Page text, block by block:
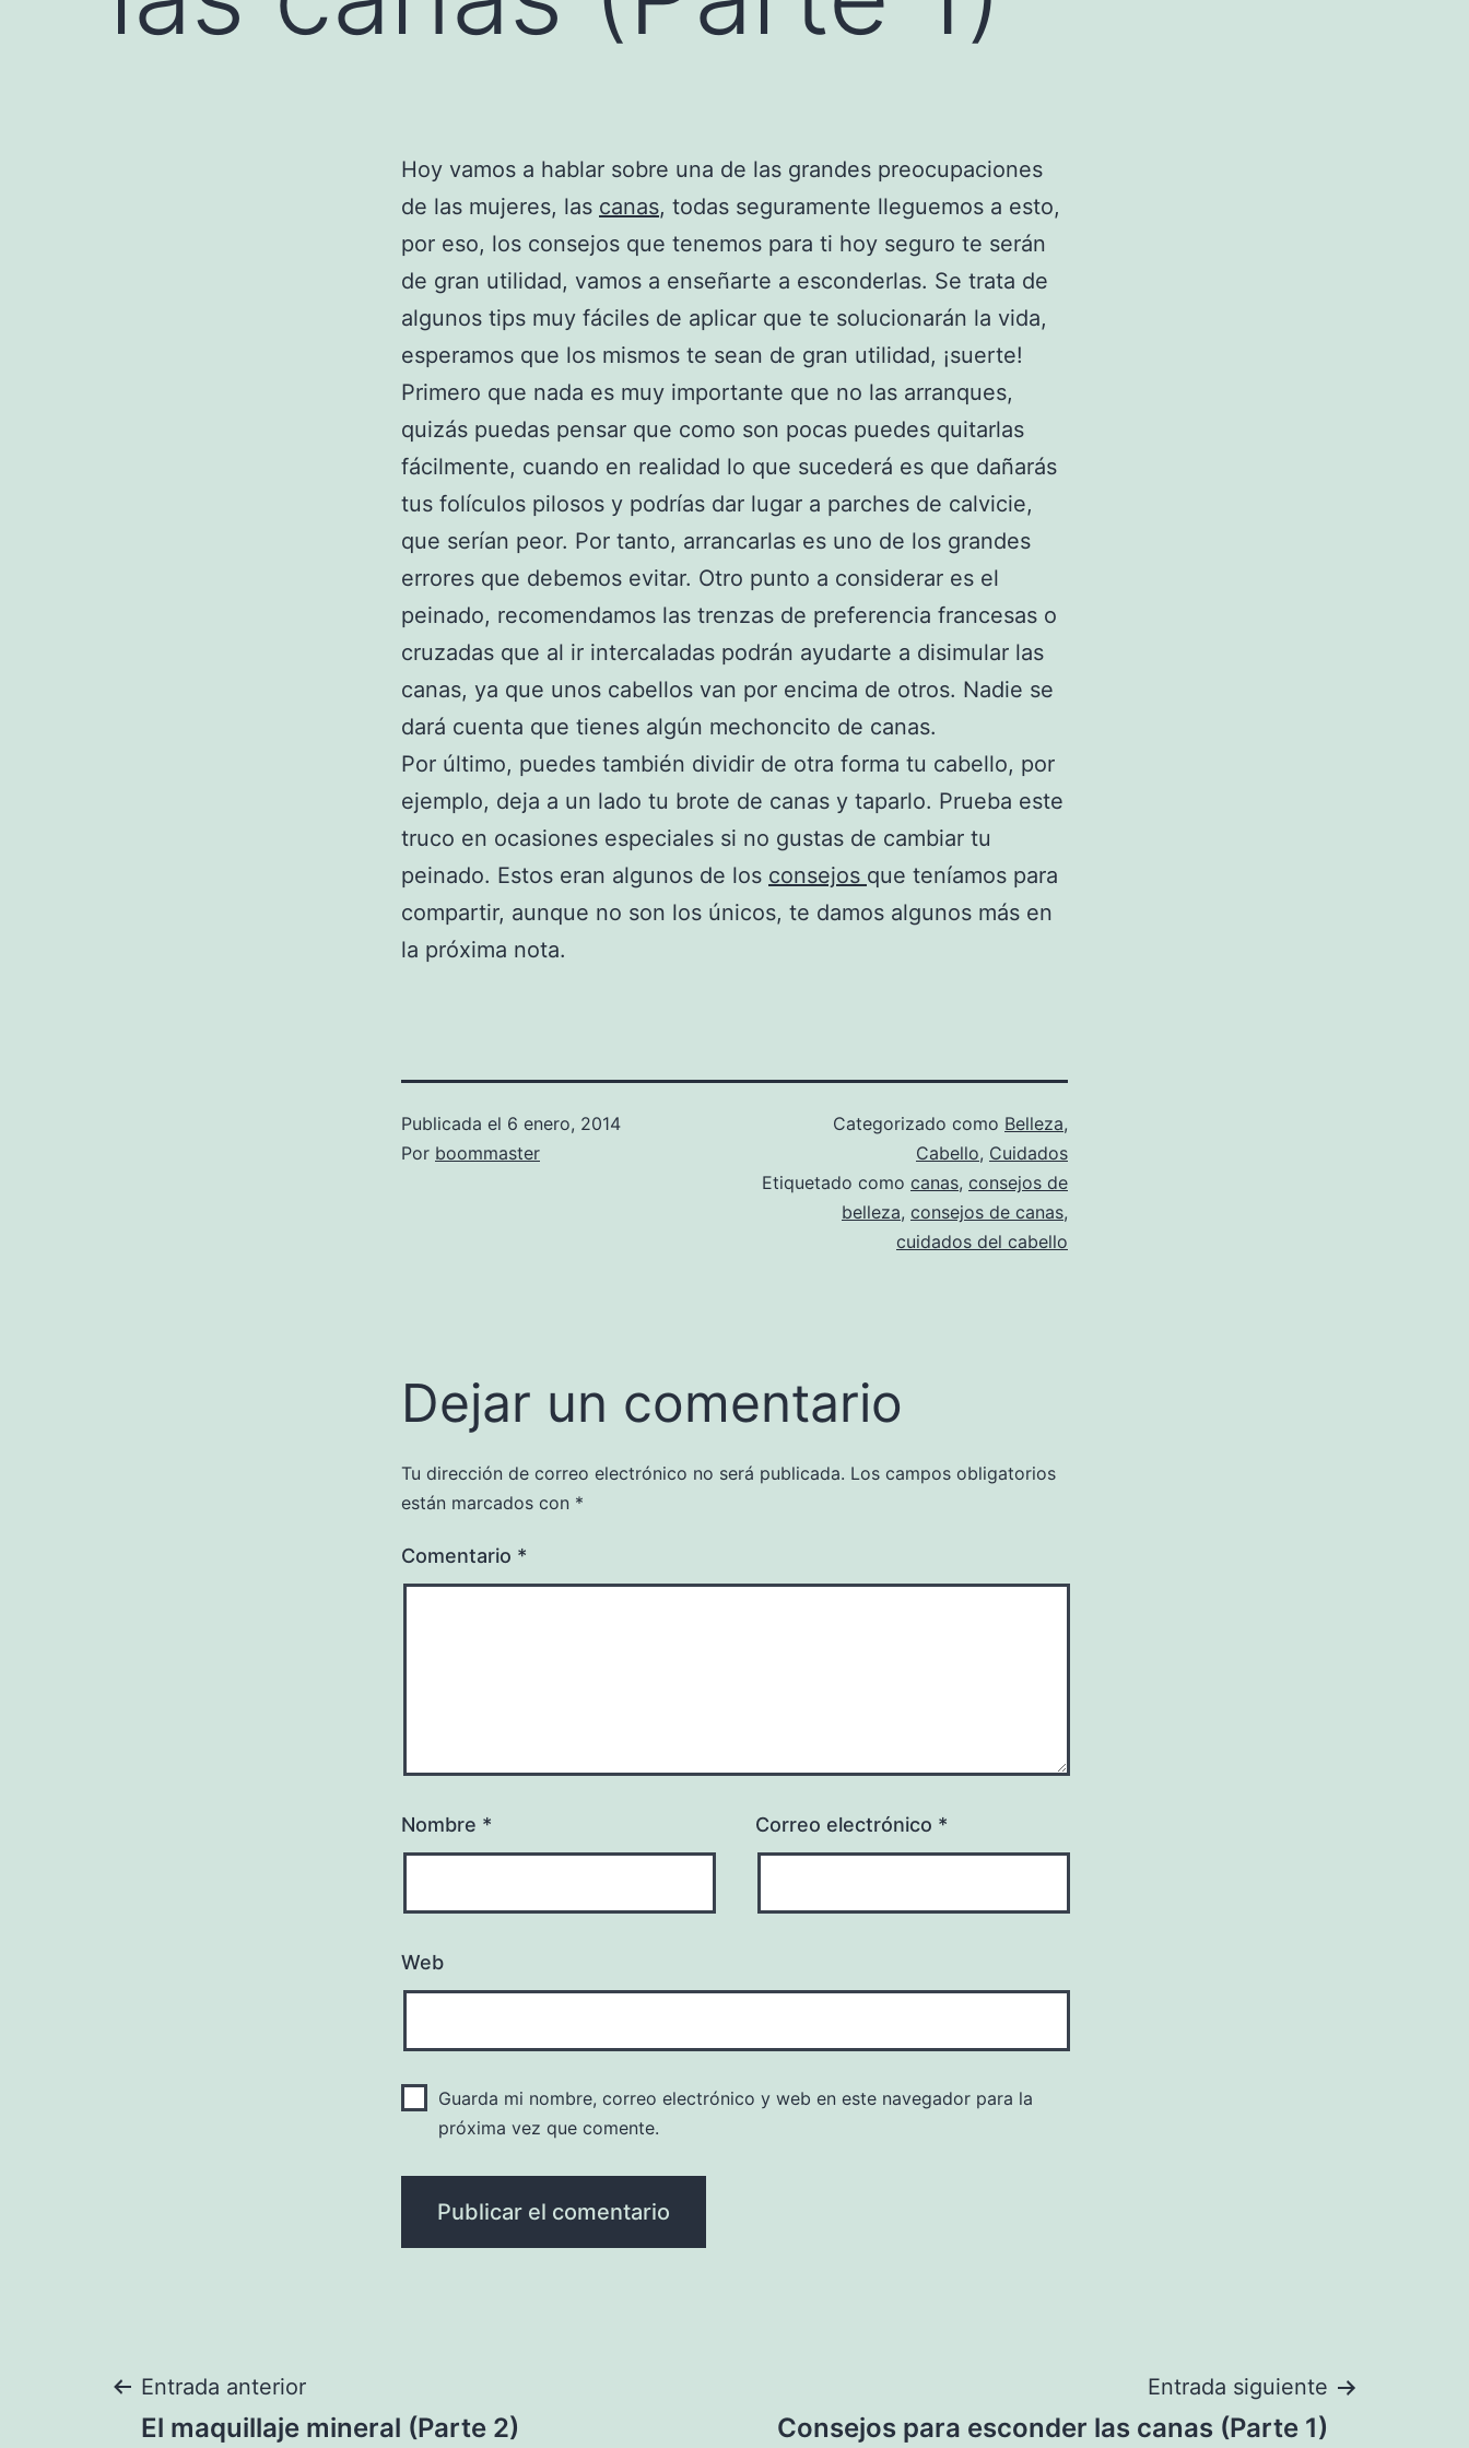
Hoy vamos a hablar sobre una de las grandes preocupaciones
de las mujeres, las canas, todas seguramente lleguemos a esto,
por eso, los consejos que tenemos para ti hoy seguro te serán
de gran utilidad, vamos a enseñarte a esconderlas. Se trata de
algunos tips muy fáciles de aplicar que te solucionarán la vida,
esperamos que los mismos te sean de gran utilidad, ¡suerte!
Primero que nada es muy importante que no las arranques,
quizás puedas pensar que como son pocas puedes quitarlas
fácilmente, cuando en realidad lo que sucederá es que dañarás
tus folículos pilosos y podrías dar lugar a parches de calvicie,
que serían peor. Por tanto, arrancarlas es uno de los grandes
errores que debemos evitar. Otro punto a considerar es el
peinado, recomendamos las trenzas de preferencia francesas o
cruzadas que al ir intercaladas podrán ayudarte a disimular las
canas, ya que unos cabellos van por encima de otros. Nadie se
dará cuenta que tienes algún mechoncito de canas.
Por último, puedes también dividir de otra forma tu cabello, por
ejemplo, deja a un lado tu brote de canas y taparlo. Prueba este
truco en ocasiones especiales si no gustas de cambiar tu
peinado. Estos eran algunos de los consejos que teníamos para
compartir, aunque no son los únicos, te damos algunos más en
la próxima nota.
Publicada el 6 enero, 2014
Por boommaster
Categorizado como Belleza,
Cabello, Cuidados
Etiquetado como canas, consejos de
belleza, consejos de canas,
cuidados del cabello
Dejar un comentario
Tu dirección de correo electrónico no será publicada. Los campos obligatorios
están marcados con *
Comentario *
Nombre * Correo electrónico *
Web
Guarda mi nombre, correo electrónico y web en este navegador para la
próxima vez que comente.
Navegación
Entrada anterior
El maquillaje mineral (Parte 2)
Entrada siguiente
Consejos para esconder las canas (Parte 1)